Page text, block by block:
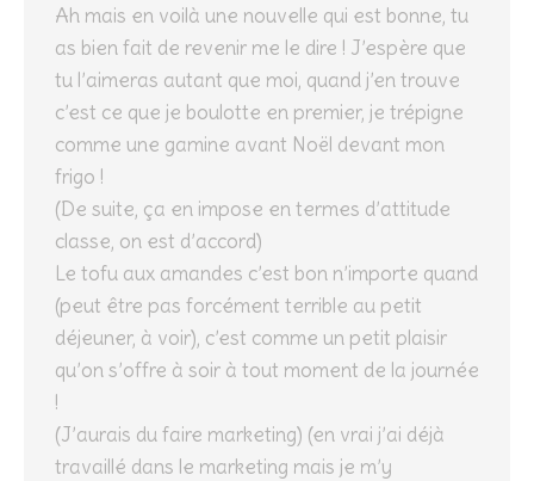
Ah mais en voilà une nouvelle qui est bonne, tu
as bien fait de revenir me le dire ! J’espère que
tu l’aimeras autant que moi, quand j’en trouve
c’est ce que je boulotte en premier, je trépigne
comme une gamine avant Noël devant mon
frigo !
(De suite, ça en impose en termes d’attitude
classe, on est d’accord)
Le tofu aux amandes c’est bon n’importe quand
(peut être pas forcément terrible au petit
déjeuner, à voir), c’est comme un petit plaisir
qu’on s’offre à soir à tout moment de la journée
!
(J’aurais du faire marketing) (en vrai j’ai déjà
travaillé dans le marketing mais je m’y